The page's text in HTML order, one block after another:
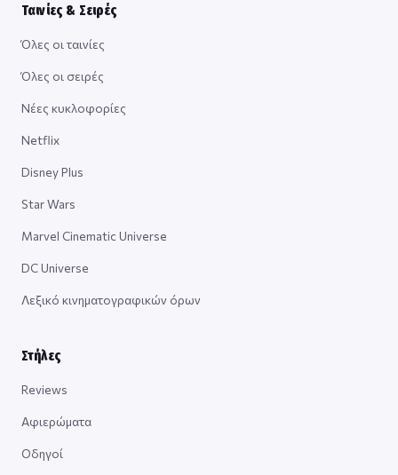
Ταινίες & Σειρές
Όλες οι ταινίες
Όλες οι σειρές
Νέες κυκλοφορίες
Netflix
Disney Plus
Star Wars
Marvel Cinematic Universe
DC Universe
Λεξικό κινηματογραφικών όρων
Στήλες
Reviews
Αφιερώματα
Οδηγοί